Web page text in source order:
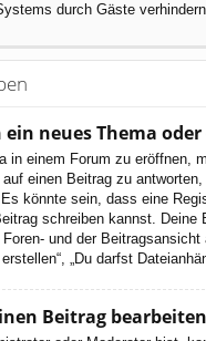
durch Gäste
ein neues Thema
in einem Forum zu eröffnen,
einen Beitrag zu
Es könnte sein, dass eine
schreiben kannst. Deine
und der
„Du darfst
Beitrag